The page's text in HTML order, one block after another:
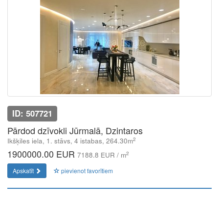
ID: 507721
Pārdod dzīvokli Jūrmalā, Dzintaros
Ikšķiles iela, 1. stāvs, 4 istabas, 264.30m2
1900000.00 EUR 7188.8 EUR / m2
Apskatīt pievienot favorītiem